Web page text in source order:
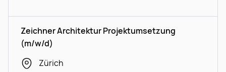
Zeichner Architektur Projektumsetzung
(m/w/d)
Zürich